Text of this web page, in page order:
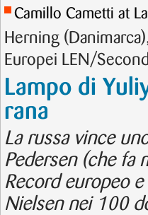
Camillo Cametti at
Herning
Europei LEN/
Lampo di
rana
La russa vince
Pedersen (che fa
Record europeo
Nielsen nei 100